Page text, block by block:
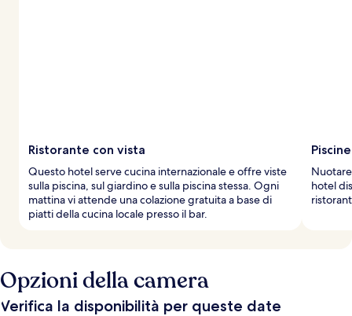
Ristorante con vista
Questo hotel serve cucina internazionale e offre viste
sulla piscina, sul giardino e sulla piscina stessa. Ogni
mattina vi attende una colazione gratuita a base di
piatti della cucina locale presso il bar.
hotel
Opzioni della camera
Verifica la disponibilità per queste date